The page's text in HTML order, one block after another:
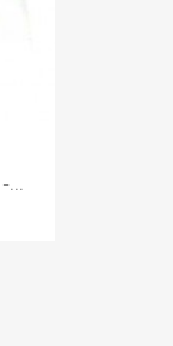
...